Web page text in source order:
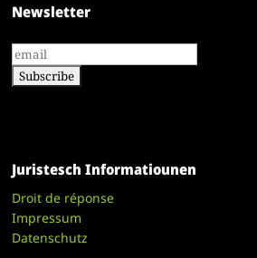
Newsletter
Juristesch Informatiounen
Droit de réponse
Impressum
Datenschutz